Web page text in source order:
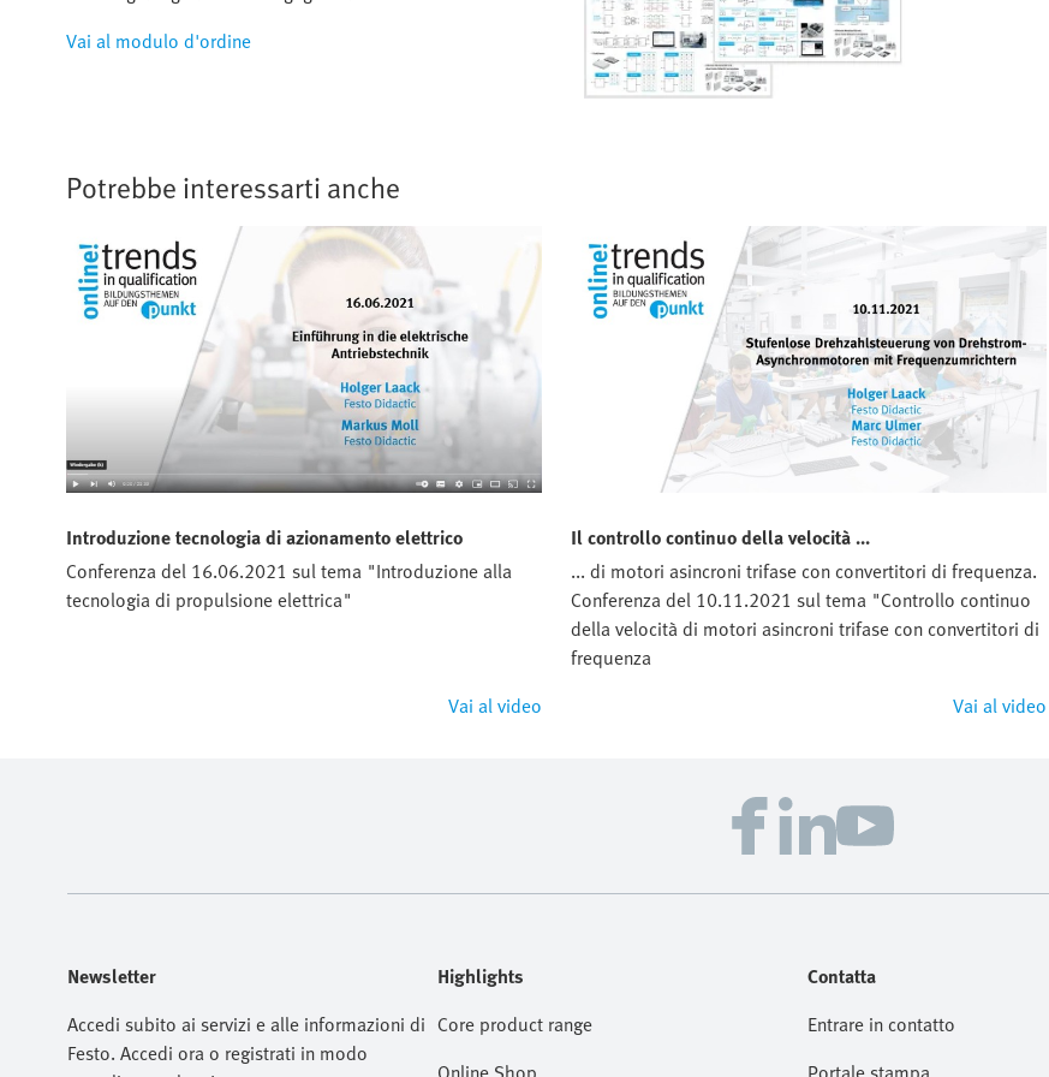
Vai al modulo d'ordine
Potrebbe interessarti anche
Introduzione tecnologia di azionamento elettrico
Conferenza del 16.06.2021 sul tema "Introduzione alla
tecnologia di propulsione elettrica"
Vai al video
Il controllo continuo della velocità ...
... di motori asincroni trifase con convertitori di frequenza.
Conferenza del 10.11.2021 sul tema "Controllo continuo
della velocità di motori asincroni trifase con convertitori di
frequenza
Vai al video
Newsletter
Accedi subito ai servizi e alle informazioni di
Festo. Accedi ora o registrati in modo
Highlights
Core product range
Contatta
Entrare in contatto